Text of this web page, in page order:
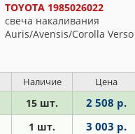
TOYOTA 1985026022
свеча накаливания
Auris/Avensis/Corolla
Наличие Цена
15 шт. 2 508 р.
1 шт. 3 003 р.